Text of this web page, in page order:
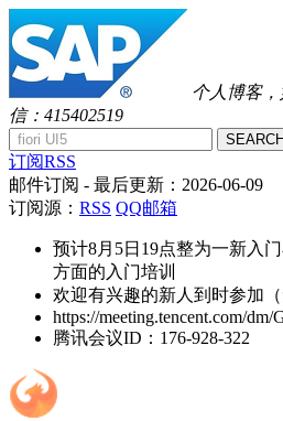
个人博客
信：415402519
SEARCH
订阅RSS
邮件订阅 - 最后更新： 2026-06-09
订阅源： RSS QQ邮箱
预计8月5日19点整为一新入
方面的入门培训
欢迎有兴趣的新人到时参加
https://meeting.tencent.com/
腾讯会议ID：176-928-322